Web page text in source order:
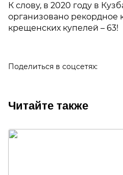
К слову, в 2020 году в
организовано рекордное
крещенских купелей – 63!
Поделиться в соцсетях:
Читайте также